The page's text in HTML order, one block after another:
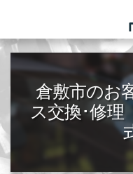
倉敷市のお
ス交換･修